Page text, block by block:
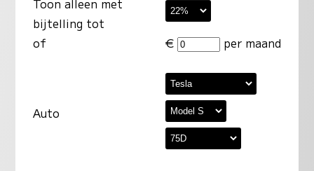
bijtelling tot
of
€ per maand
Auto